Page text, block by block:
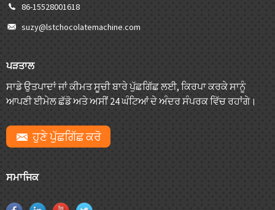
86-15528001618
suzy@lstchocolatemachine.com
ਪੜਤਾਲ
ਸਾਡੇ ਉਤਪਾਦਾਂ ਜਾਂ ਕੀਮਤ ਸੂਚੀ ਬਾਰੇ ਪੁੱਛਗਿੱਛ ਲਈ, ਕਿਰਪਾ ਕਰਕੇ ਸਾਨੂੰ
ਆਪਣੀ ਈਮੇਲ ਛੱਡੋ ਅਤੇ ਅਸੀਂ 24 ਘੰਟਿਆਂ ਦੇ ਅੰਦਰ ਸੰਪਰਕ ਵਿੱਚ ਰਹਾਂਗੇ।
ਹੁਣੇ ਪੁੱਛਗਿੱਛ ਕਰੋ
ਸਮਾਜਿਕ